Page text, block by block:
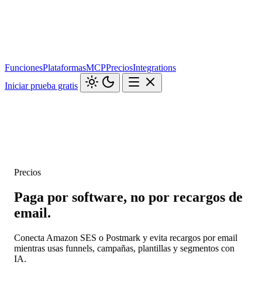
FuncionesPlataformasMCPPreciosIntegrations
Iniciar prueba gratis
Precios
Paga por software, no por recargos de
email.
Conecta Amazon SES o Postmark y evita recargos por email
mientras usas funnels, campañas, plantillas y segmentos con
IA.